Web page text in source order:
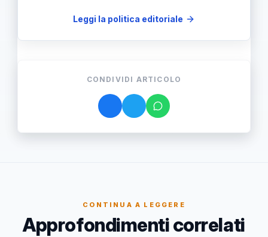
Leggi la politica editoriale
CONDIVIDI ARTICOLO
CONTINUA A LEGGERE
Approfondimenti correlati